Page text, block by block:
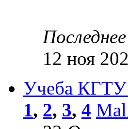
12 ноя
Учеба КГТУ
1, 2, 3, 4